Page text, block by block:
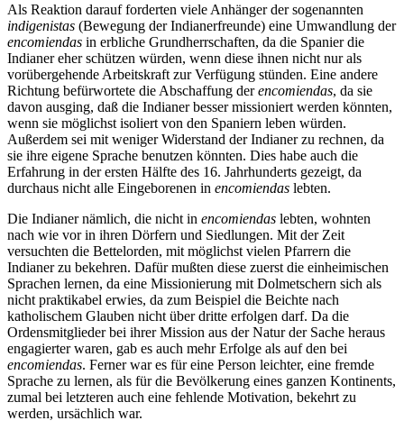
Als Reaktion darauf forderten viele Anhänger der sogenannten
indigenistas (Bewegung der Indianerfreunde) eine Umwandlung der
encomiendas in erbliche Grundherrschaften, da die Spanier die
Indianer eher schützen würden, wenn diese ihnen nicht nur als
vorübergehende Arbeitskraft zur Verfügung stünden. Eine andere
Richtung befürwortete die Abschaffung derencomiendas, da sie
davon ausging, daß die Indianer besser missioniert werden könnten,
wenn sie möglichst isoliert von den Spaniern leben würden.
Außerdem sei mit weniger Widerstand der Indianer zu rechnen, da
sie ihre eigene Sprache benutzen könnten. Dies habe auch die
Erfahrung in der ersten Hälfte des 16. Jahrhunderts gezeigt, da
durchaus nicht alle Eingeborenen in encomiendas lebten.
Die Indianer nämlich, die nicht in encomiendas lebten, wohnten
nach wie vor in ihren Dörfern und Siedlungen. Mit der Zeit
versuchten die Bettelorden, mit möglichst vielen Pfarrern die
Indianer zu bekehren. Dafür mußten diese zuerst die einheimischen
Sprachen lernen, da eine Missionierung mit Dolmetschern sich als
nicht praktikabel erwies, da zum Beispiel die Beichte nach
katholischem Glauben nicht über dritte erfolgen darf. Da die
Ordensmitglieder bei ihrer Mission aus der Natur der Sache heraus
engagierter waren, gab es auch mehr Erfolge als auf den bei
encomiendas. Ferner war es für eine Person leichter, eine fremde
Sprache zu lernen, als für die Bevölkerung eines ganzen Kontinents,
zumal bei letzteren auch eine fehlende Motivation, bekehrt zu
werden, ursächlich war.